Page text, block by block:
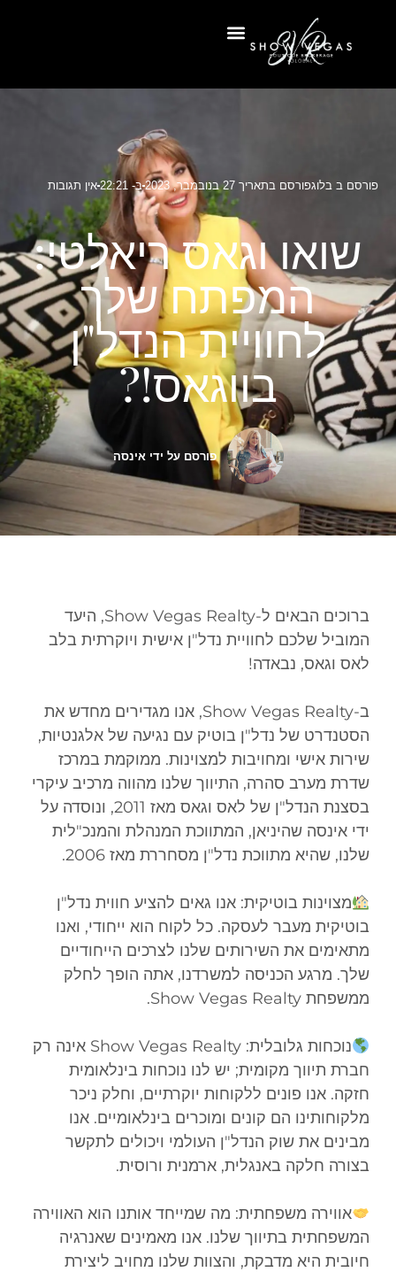
פורסם ב בלוגפורסם בתאריך 27 בנובמבר, 2023 בְּ- 22:21 אין תגובות
שואו וגאס ריאלטי:
המפתח שלך
לחוויית הנדל"ן
בווגאס!?
פורסם על ידי אינסה
ברוכים הבאים ל-Show Vegas Realty, היעד
המוביל שלכם לחוויית נדל"ן אישית ויוקרתית בלב
לאס וגאס, נבאדה!
ב-Show Vegas Realty, אנו מגדירים מחדש את
הסטנדרט של נדל"ן בוטיק עם נגיעה של אלגנטיות,
שירות אישי ומחויבות למצוינות. ממוקמת במרכז
שדרת מערב סהרה, התיווך שלנו מהווה מרכיב עיקרי
בסצנת הנדל"ן של לאס וגאס מאז 2011, ונוסדה על
ידי אינסה שהיניאן, המתווכת המנהלת והמנכ"לית
שלנו, שהיא מתווכת נדל"ן מסחררת מאז 2006.
מצוינות בוטיקית: אנו גאים להציע חווית נדל"ן
בוטיקית מעבר לעסקה. כל לקוח הוא ייחודי, ואנו
מתאימים את השירותים שלנו לצרכים הייחודיים
שלך. מרגע הכניסה למשרדנו, אתה הופך לחלק
ממשפחת Show Vegas Realty.
נוכחות גלובלית: Show Vegas Realty אינה רק
חברת תיווך מקומית; יש לנו נוכחות בינלאומית
חזקה. אנו פונים ללקוחות יוקרתיים, וחלק ניכר
מלקוחותינו הם קונים ומוכרים בינלאומיים. אנו
מבינים את שוק הנדל"ן העולמי ויכולים לתקשר
בצורה חלקה באנגלית, ארמנית ורוסית.
אווירה משפחתית: מה שמייחד אותנו הוא האווירה
המשפחתית בתיווך שלנו. אנו מאמינים שאנרגיה
חיובית היא מדבקת, והצוות שלנו מחויב ליצירת